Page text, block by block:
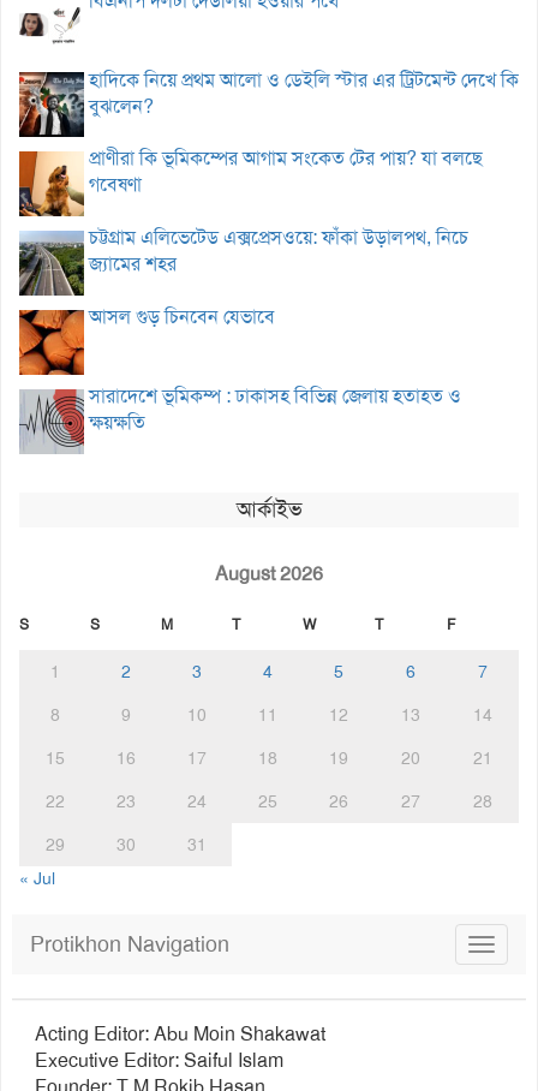
হাদিকে নিয়ে প্রথম আলো ও ডেইলি স্টার এর ট্রিটমেন্ট দেখে কি
বুঝলেন?
প্রাণীরা কি ভূমিকম্পের আগাম সংকেত টের পায়? যা বলছে
গবেষণা
চট্টগ্রাম এলিভেটেড এক্সপ্রেসওয়ে: ফাঁকা উড়ালপথ, নিচে
জ্যামের শহর
আসল গুড় চিনবেন যেভাবে
সারাদেশে ভূমিকম্প : ঢাকাসহ বিভিন্ন জেলায় হতাহত ও
ক্ষয়ক্ষতি
আর্কাইভ
August 2026
S S M T W T F
1 2 3 4 5 6
7
8
9 10 11 12 13
14
15
16 17 18 19 20
21
22
23 24 25 26 27
28
29
30
31
« Jul
Toggle
Protikhon Navigation
Acting Editor: Abu Moin Shakawat
Executive Editor: Saiful Islam